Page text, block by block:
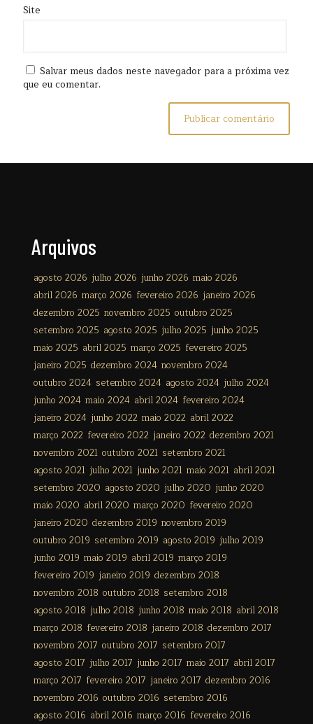
Site
Salvar meus dados neste navegador para a próxima vez
que eu comentar.
Arquivos
agosto 2026 julho 2026 junho 2026 maio 2026
abril 2026 março 2026 fevereiro 2026 janeiro 2026
dezembro 2025 novembro 2025 outubro 2025
setembro 2025 agosto 2025 julho 2025 junho 2025
maio 2025 abril 2025 março 2025 fevereiro 2025
janeiro 2025 dezembro 2024 novembro 2024
outubro 2024 setembro 2024 agosto 2024 julho 2024
junho 2024 maio 2024 abril 2024 fevereiro 2024
janeiro 2024 junho 2022 maio 2022 abril 2022
março 2022 fevereiro 2022 janeiro 2022 dezembro 2021
novembro 2021 outubro 2021 setembro 2021
agosto 2021 julho 2021 junho 2021 maio 2021 abril 2021
setembro 2020 agosto 2020 julho 2020 junho 2020
maio 2020 abril 2020 março 2020 fevereiro 2020
janeiro 2020 dezembro 2019 novembro 2019
outubro 2019 setembro 2019 agosto 2019 julho 2019
junho 2019 maio 2019 abril 2019 março 2019
fevereiro 2019 janeiro 2019 dezembro 2018
novembro 2018 outubro 2018 setembro 2018
agosto 2018 julho 2018 junho 2018 maio 2018 abril 2018
março 2018 fevereiro 2018 janeiro 2018 dezembro 2017
novembro 2017 outubro 2017 setembro 2017
agosto 2017 julho 2017 junho 2017 maio 2017 abril 2017
março 2017 fevereiro 2017 janeiro 2017 dezembro 2016
novembro 2016 outubro 2016 setembro 2016
agosto 2016 abril 2016 março 2016 fevereiro 2016